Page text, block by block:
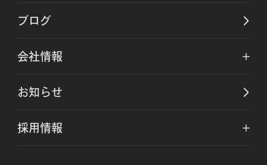
ブログ
会社情報
お知らせ
採用情報